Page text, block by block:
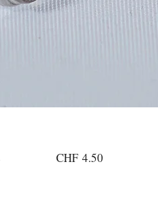
CHF 4.50Preis